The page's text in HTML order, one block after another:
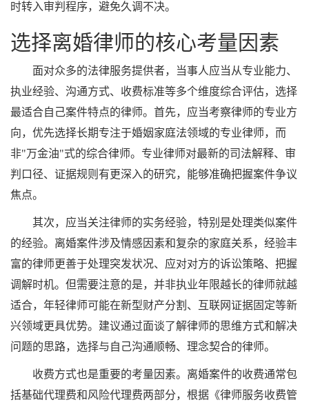
时转入审判程序，避免久调不决。
选择离婚律师的核心考量因素
面对众多的法律服务提供者，当事人应当从专业能力、
执业经验、沟通方式、收费标准等多个维度综合评估，选择
最适合自己案件特点的律师。首先，应当考察律师的专业方
向，优先选择长期专注于婚姻家庭法领域的专业律师，而
非"万金油"式的综合律师。专业律师对最新的司法解释、审
判口径、证据规则有更深入的研究，能够准确把握案件争议
焦点。
其次，应当关注律师的实务经验，特别是处理类似案件
的经验。离婚案件涉及情感因素和复杂的家庭关系，经验丰
富的律师更善于处理突发状况、应对对方的诉讼策略、把握
调解时机。但需要注意的是，并非执业年限越长的律师就越
适合，年轻律师可能在新型财产分割、互联网证据固定等新
兴领域更具优势。建议通过面谈了解律师的思维方式和解决
问题的思路，选择与自己沟通顺畅、理念契合的律师。
收费方式也是重要的考量因素。离婚案件的收费通常包
括基础代理费和风险代理费两部分，根据《律师服务收费管